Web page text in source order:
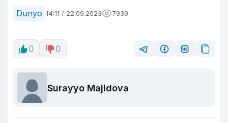
Dunyo 14:11 / 22.09.2023 7939
0 0
Surayyo Majidova